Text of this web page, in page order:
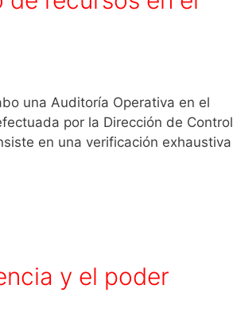
una Auditoría Operativa en el
por la Dirección de Control
en una verificación exhaustiva
y el poder